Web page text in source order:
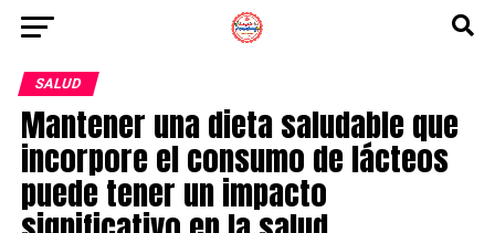
SALUD
Mantener una dieta saludable que
incorpore el consumo de lácteos
puede tener un impacto